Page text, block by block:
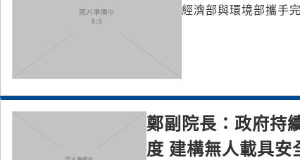
經濟部與環境部攜手
鄭副院長：政府持
度 建構無人載具安